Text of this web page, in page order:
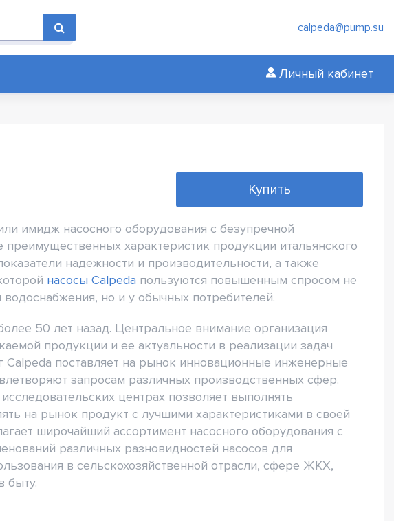
calpeda@pump.su
Личный кабинет
Купить
имидж насосного оборудования с безупречной
преимущественных характеристик продукции итальянского
надежности и производительности, а также
насосы Calpeda пользуются повышенным спросом не
но и у обычных потребителей.
50 лет назад. Центральное внимание организация
продукции и ее актуальности в реализации задач
Calpeda поставляет на рынок инновационные инженерные
запросам различных производственных сфер.
центрах позволяет выполнять
на рынок продукт с лучшими характеристиками в своей
широчайший ассортимент насосного оборудования с
различных разновидностей насосов для
в сельскохозяйственной отрасли, сфере ЖКХ,
быту.